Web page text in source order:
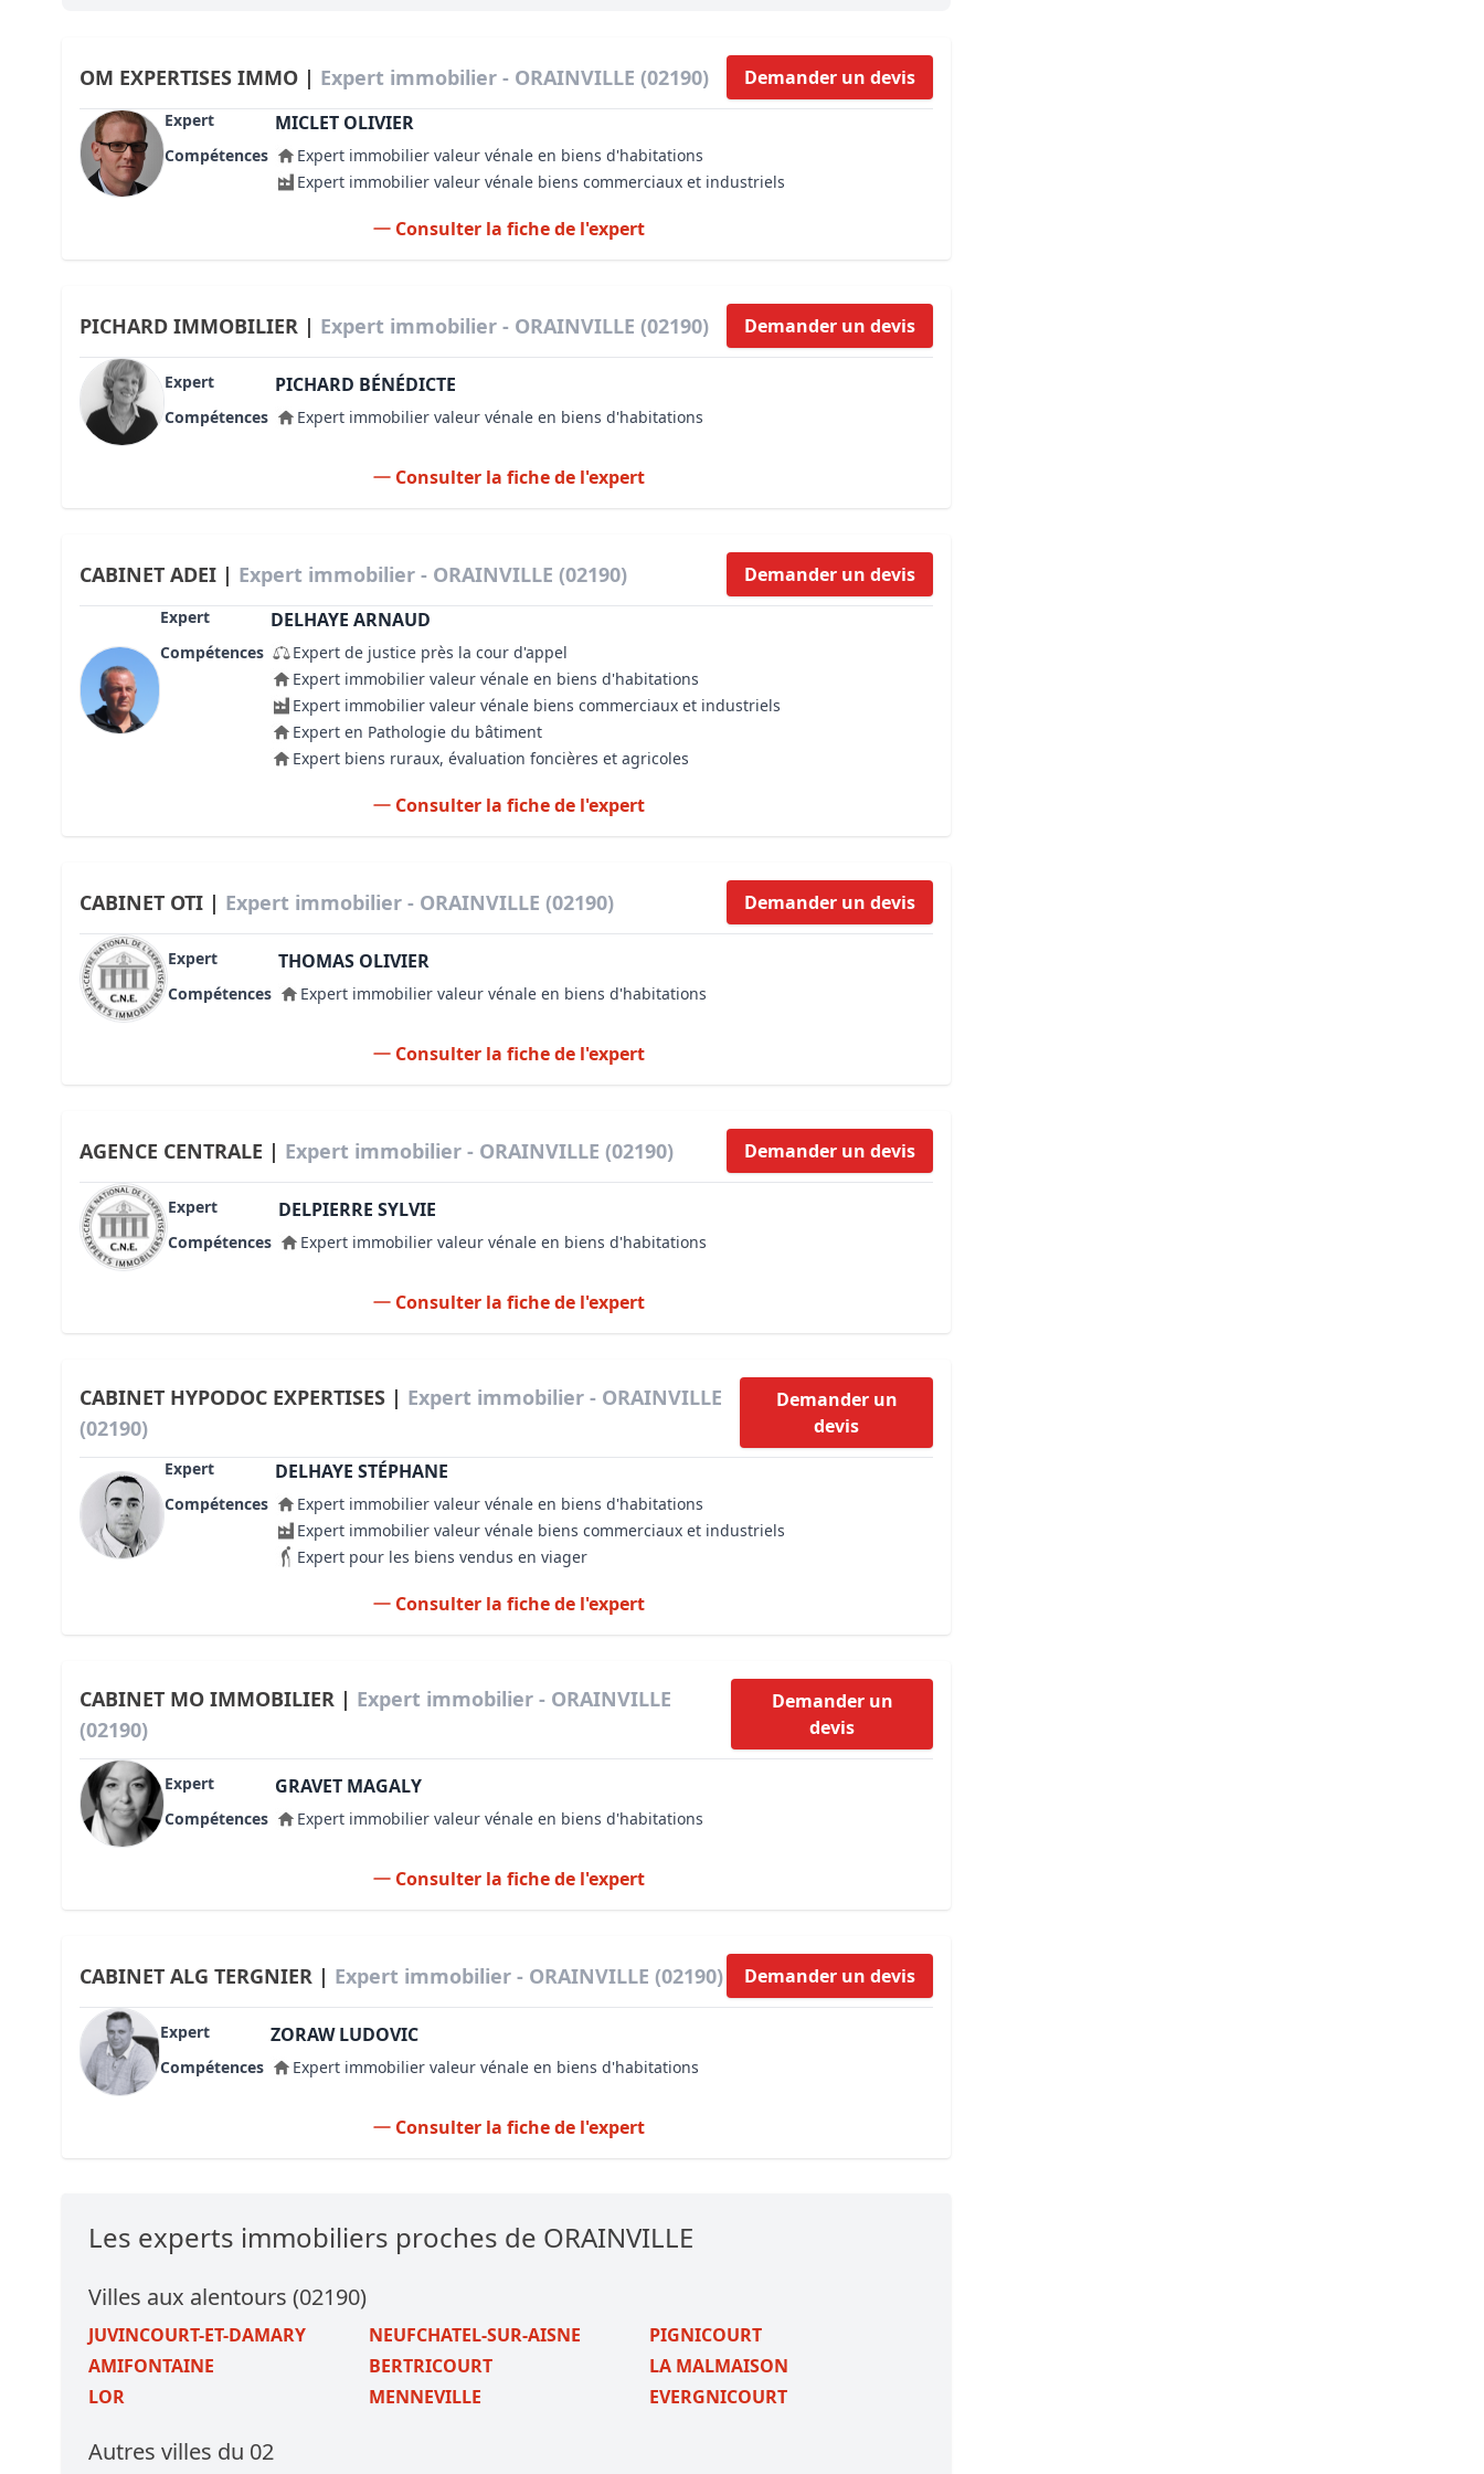
Règles d’urbanisme
Pathologies des bâtiments
Lecture et compréhension d’un Plan Local d’Urbanisme (PLU)
Développer et organiser l'activité de Syndic
Biens d’exception, belles demeures, châteaux et traits de côte
Expertise pré-achat
OM EXPERTISES IMMO | Expert immobilier - ORAINVILLE (02190) Demander un devis
Expert MICLET OLIVIER
Compétences
Expert immobilier valeur vénale en biens d'habitations
Expert immobilier valeur vénale biens commerciaux et industriels
Consulter la fiche de l'expert
PICHARD IMMOBILIER | Expert immobilier - ORAINVILLE (02190) Demander un devis
Expert PICHARD BÉNÉDICTE
Compétences Expert immobilier valeur vénale en biens d'habitations
Consulter la fiche de l'expert
CABINET ADEI | Expert immobilier - ORAINVILLE (02190) Demander un devis
Expert DELHAYE ARNAUD
Compétences
Expert de justice près la cour d'appel
Expert immobilier valeur vénale en biens d'habitations
Expert immobilier valeur vénale biens commerciaux et industriels
Expert en Pathologie du bâtiment
Expert biens ruraux, évaluation foncières et agricoles
Consulter la fiche de l'expert
CABINET OTI | Expert immobilier - ORAINVILLE (02190) Demander un devis
Expert THOMAS OLIVIER
Compétences Expert immobilier valeur vénale en biens d'habitations
Consulter la fiche de l'expert
AGENCE CENTRALE | Expert immobilier - ORAINVILLE (02190) Demander un devis
Expert DELPIERRE SYLVIE
Compétences Expert immobilier valeur vénale en biens d'habitations
Consulter la fiche de l'expert
CABINET HYPODOC EXPERTISES | Expert immobilier - ORAINVILLE
(02190)
Demander un
devis
Expert DELHAYE STÉPHANE
Compétences
Expert immobilier valeur vénale en biens d'habitations
Expert immobilier valeur vénale biens commerciaux et industriels
Expert pour les biens vendus en viager
Consulter la fiche de l'expert
CABINET MO IMMOBILIER | Expert immobilier - ORAINVILLE
(02190)
Demander un
devis
Expert GRAVET MAGALY
Compétences Expert immobilier valeur vénale en biens d'habitations
Consulter la fiche de l'expert
CABINET ALG TERGNIER | Expert immobilier - ORAINVILLE (02190) Demander un devis
Expert ZORAW LUDOVIC
Compétences Expert immobilier valeur vénale en biens d'habitations
Consulter la fiche de l'expert
Les experts immobiliers proches de ORAINVILLE
Villes aux alentours (02190)
JUVINCOURT-ET-DAMARY NEUFCHATEL-SUR-AISNE
PIGNICOURT
AMIFONTAINE
BERTRICOURT
LA MALMAISON
LOR
MENNEVILLE EVERGNICOURT
Autres villes du 02